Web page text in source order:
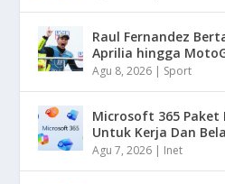
Raul Fernandez
Aprilia hingga
Agu 8, 2026 | Sport
Microsoft 365
Untuk Kerja Dan
Agu 7, 2026 | Inet